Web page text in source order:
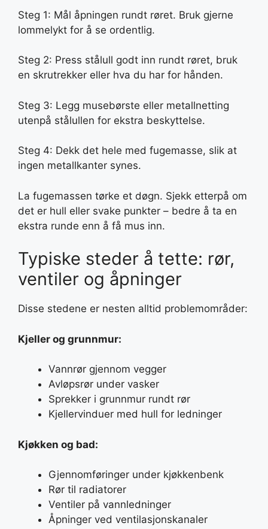
Steg 1: Mål åpningen rundt røret. Bruk gjerne
lommelykt for å se ordentlig.
Steg 2: Press stålull godt inn rundt røret, bruk
en skrutrekker eller hva du har for hånden.
Steg 3: Legg musebørste eller metallnetting
utenpå stålullen for ekstra beskyttelse.
Steg 4: Dekk det hele med fugemasse, slik at
ingen metallkanter synes.
La fugemassen tørke et døgn. Sjekk etterpå om
det er hull eller svake punkter – bedre å ta en
ekstra runde enn å få mus inn.
Typiske steder å tette: rør,
ventiler og åpninger
Disse stedene er nesten alltid problemområder:
Kjeller og grunnmur:
Vannrør gjennom vegger
Avløpsrør under vasker
Sprekker i grunnmur rundt rør
Kjellervinduer med hull for ledninger
Kjøkken og bad:
Gjennomføringer under kjøkkenbenk
Rør til radiatorer
Ventiler på vannledninger
Åpninger ved ventilasjonskanaler